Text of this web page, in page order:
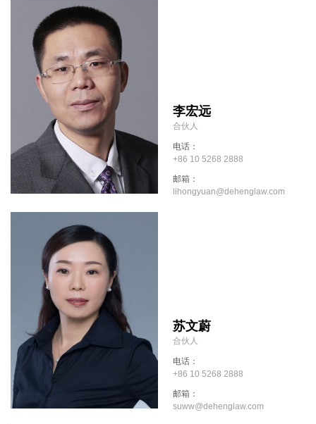
李宏远
合伙人
电话：
+86 10 5268 2888
邮箱：
lihongyuan@dehenglaw.com
苏文蔚
合伙人
电话：
+86 10 5268 2888
邮箱：
suww@dehenglaw.com